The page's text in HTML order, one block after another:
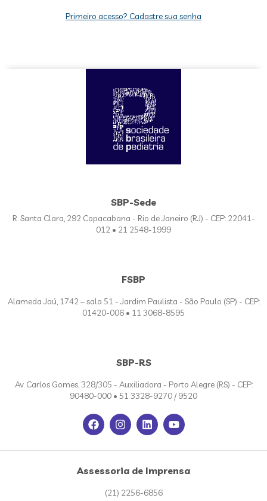
Primeiro acesso? Cadastre sua senha
SBP-Sede
R. Santa Clara, 292 Copacabana - Rio de Janeiro (RJ) - CEP: 22041-
012 • 21 2548-1999
FSBP
Alameda Jaú, 1742 – sala 51 - Jardim Paulista - São Paulo (SP) - CEP:
01420-006 • 11 3068-8595
SBP-RS
Av. Carlos Gomes, 328/305 - Auxiliadora - Porto Alegre (RS) - CEP:
90480-000 • 51 3328-9270 / 9520
Assessoria de Imprensa
(21) 2256-6856